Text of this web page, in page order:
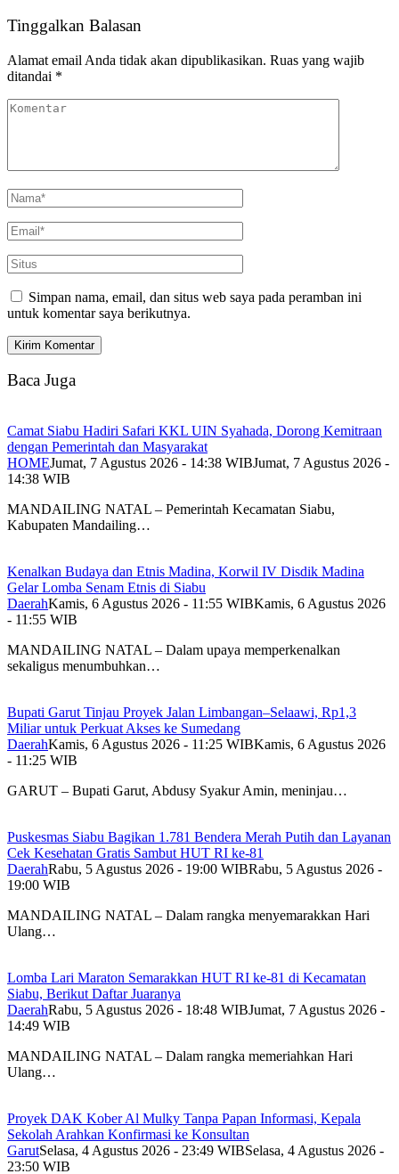
Tinggalkan Balasan
Alamat email Anda tidak akan dipublikasikan. Ruas yang wajib
ditandai *
Simpan nama, email, dan situs web saya pada peramban ini
untuk komentar saya berikutnya.
Baca Juga
Camat Siabu Hadiri Safari KKL UIN Syahada, Dorong Kemitraan
dengan Pemerintah dan Masyarakat
HOMEJumat, 7 Agustus 2026 - 14:38 WIBJumat, 7 Agustus 2026 -
14:38 WIB
MANDAILING NATAL – Pemerintah Kecamatan Siabu,
Kabupaten Mandailing…
Kenalkan Budaya dan Etnis Madina, Korwil IV Disdik Madina
Gelar Lomba Senam Etnis di Siabu
DaerahKamis, 6 Agustus 2026 - 11:55 WIBKamis, 6 Agustus 2026
- 11:55 WIB
MANDAILING NATAL – Dalam upaya memperkenalkan
sekaligus menumbuhkan…
Bupati Garut Tinjau Proyek Jalan Limbangan–Selaawi, Rp1,3
Miliar untuk Perkuat Akses ke Sumedang
DaerahKamis, 6 Agustus 2026 - 11:25 WIBKamis, 6 Agustus 2026
- 11:25 WIB
GARUT – Bupati Garut, Abdusy Syakur Amin, meninjau…
Puskesmas Siabu Bagikan 1.781 Bendera Merah Putih dan Layanan
Cek Kesehatan Gratis Sambut HUT RI ke-81
DaerahRabu, 5 Agustus 2026 - 19:00 WIBRabu, 5 Agustus 2026 -
19:00 WIB
MANDAILING NATAL – Dalam rangka menyemarakkan Hari
Ulang…
Lomba Lari Maraton Semarakkan HUT RI ke-81 di Kecamatan
Siabu, Berikut Daftar Juaranya
DaerahRabu, 5 Agustus 2026 - 18:48 WIBJumat, 7 Agustus 2026 -
14:49 WIB
MANDAILING NATAL – Dalam rangka memeriahkan Hari
Ulang…
Proyek DAK Kober Al Mulky Tanpa Papan Informasi, Kepala
Sekolah Arahkan Konfirmasi ke Konsultan
GarutSelasa, 4 Agustus 2026 - 23:49 WIBSelasa, 4 Agustus 2026 -
23:50 WIB